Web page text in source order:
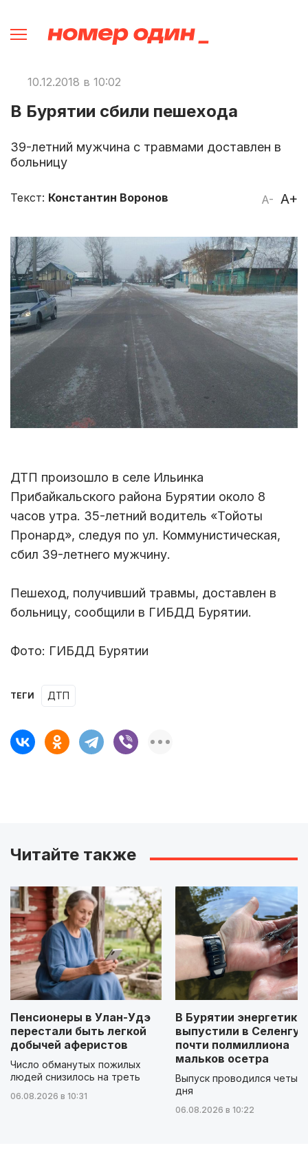
10.12.2018 в 10:02
В Бурятии сбили пешехода
39-летний мужчина с травмами доставлен в
больницу
A- A+
Текст: Константин Воронов
ДТП произошло в селе Ильинка
Прибайкальского района Бурятии около 8
часов утра. 35-летний водитель «Тойоты
Пронард», следуя по ул. Коммунистическая,
сбил 39-летнего мужчину.
Пешеход, получивший травмы, доставлен в
больницу, сообщили в ГИБДД Бурятии.
Фото: ГИБДД Бурятии
ТЕГИ ДТП
Читайте также
Пенсионеры в Улан-Удэ
перестали быть легкой
добычей аферистов
Число обманутых пожилых
людей снизилось на треть
06.08.2026 в 10:31
В Бурятии энергетики
выпустили в Селенгу
почти полмиллиона
мальков осетра
Выпуск проводился
дня
06.08.2026 в 10:22